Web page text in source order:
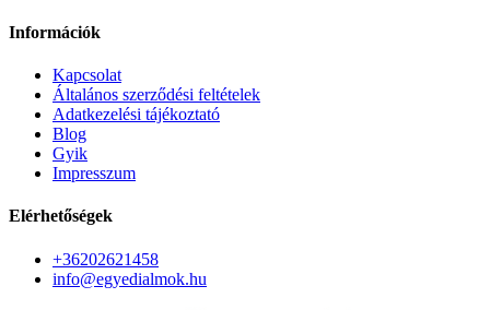
Információk
Kapcsolat
Általános szerződési feltételek
Adatkezelési tájékoztató
Blog
Gyik
Impresszum
Elérhetőségek
+36202621458
info@egyedialmok.hu